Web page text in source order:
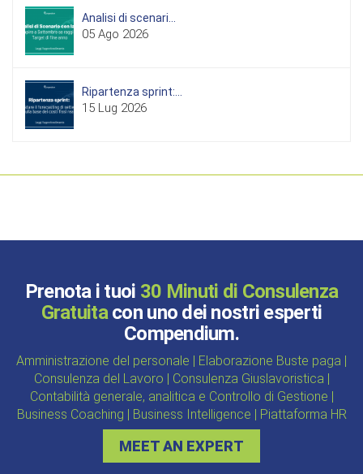
Analisi di scenari...
05 Ago 2026
Ripartenza sprint:...
15 Lug 2026
Prenota i tuoi 30 Minuti di Consulenza
Gratuitacon uno dei nostri esperti
Compendium.
Amministrazione del personale | Elaborazione Buste paga |
Consulenza del Lavoro | Consulenza Giuslavoristica |
Contabilità generale, analitica e Controllo di Gestione |
Business Coaching | Business Intelligence | Piattaforma HR
MEET AN EXPERT